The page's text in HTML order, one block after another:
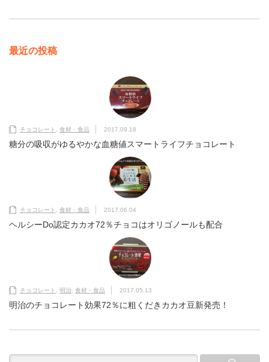
最近の投稿
チョコレート , 食材・食品 2017.09.18
糖分の吸収がゆるやかな血糖値スマートライフチョコレート
チョコレート , 食材・食品 2017.06.04
ヘルシーDo認定カカオ72％チョコはオリゴノールも配合
チョコレート , 明治, 食材・食品 2017.05.13
明治のチョコレート効果72％に粗くだきカカオ豆新発売！